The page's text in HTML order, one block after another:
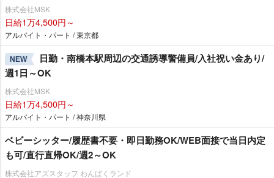
株式会社MSK
日給1万4,500円～
アルバイト・パート / 東京都
NEW
日勤・南橋本駅周辺の交通誘導警備員/入社祝い金あり/
週1日～OK
株式会社MSK
日給1万4,500円～
アルバイト・パート / 神奈川県
ベビーシッター/履歴書不要・即日勤務OK/WEB面接で当日内定
も可/直行直帰OK/週2～OK
株式会社アズスタッフ わんぱくランド